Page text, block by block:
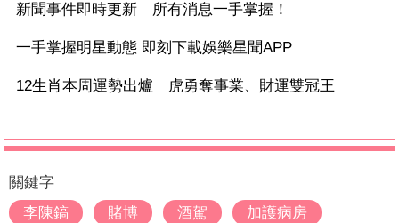
新聞事件即時更新 所有消息一手掌握！
一手掌握明星動態 即刻下載娛樂星聞APP
12生肖本周運勢出爐 虎勇奪事業、財運雙冠王
關鍵字
李陳鎬
賭博 酒駕 加護病房